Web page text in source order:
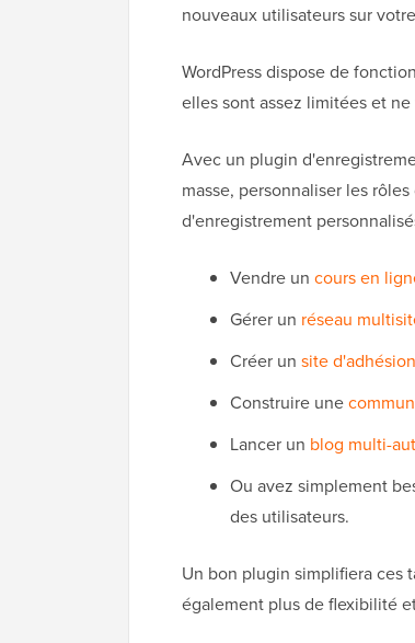
nouveaux utilisateurs sur
WordPress dispose de
elles sont assez limitées et
Avec un plugin
masse, personnaliser les
d'enregistrement
Vendre un cours en
Gérer un réseau
Créer un site d'adhésion
Construire une
Lancer un blog multi-
Ou avez simplement
des utilisateurs.
Un bon plugin simplifiera ces
également plus de flexibilité